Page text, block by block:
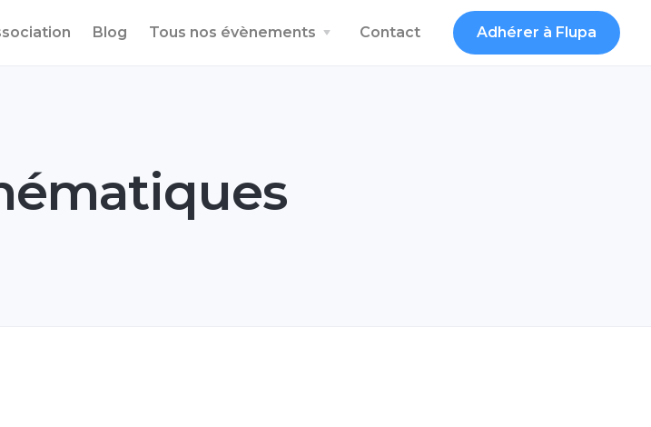
Adhérer à Flupa
Blog Tous nos évènements Contact